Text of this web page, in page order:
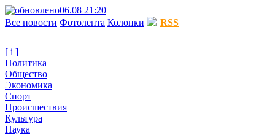
06.08 21:20
Все новости Фотолента Колонки RSS
[ i ]
Политика
Общество
Экономика
Спорт
Происшествия
Культура
Наука